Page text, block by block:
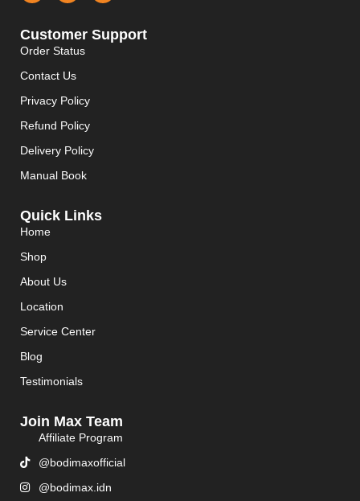
Customer Support
Order Status
Contact Us
Privacy Policy
Refund Policy
Delivery Policy
Manual Book
Quick Links
Home
Shop
About Us
Location
Service Center
Blog
Testimonials
Join Max Team
Affiliate Program
@bodimaxofficial
@bodimax.idn